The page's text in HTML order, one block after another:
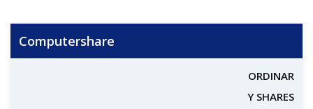
Computershare
ORDINAR
Y SHARES